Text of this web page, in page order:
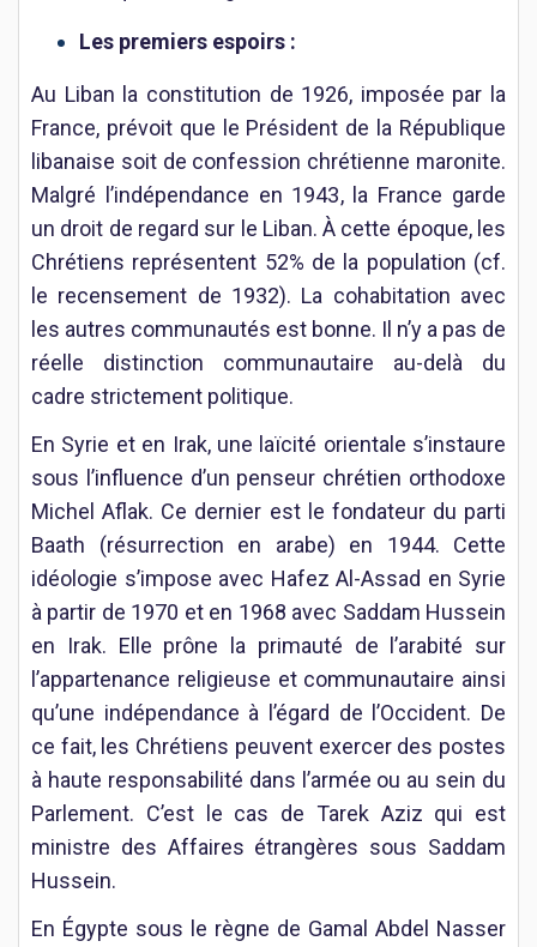
Les premiers espoirs :
Au Liban la constitution de 1926, imposée par la
France, prévoit que le Président de la République
libanaise soit de confession chrétienne maronite.
Malgré l’indépendance en 1943, la France garde
un droit de regard sur le Liban. À cette époque, les
Chrétiens représentent 52% de la population (cf.
le recensement de 1932). La cohabitation avec
les autres communautés est bonne. Il n’y a pas de
réelle distinction communautaire au-delà du
cadre strictement politique.
En Syrie et en Irak, une laïcité orientale s’instaure
sous l’influence d’un penseur chrétien orthodoxe
Michel Aflak. Ce dernier est le fondateur du parti
Baath (résurrection en arabe) en 1944. Cette
idéologie s’impose avec Hafez Al-Assad en Syrie
à partir de 1970 et en 1968 avec Saddam Hussein
en Irak. Elle prône la primauté de l’arabité sur
l’appartenance religieuse et communautaire ainsi
qu’une indépendance à l’égard de l’Occident. De
ce fait, les Chrétiens peuvent exercer des postes
à haute responsabilité dans l’armée ou au sein du
Parlement. C’est le cas de Tarek Aziz qui est
ministre des Affaires étrangères sous Saddam
Hussein.
En Égypte sous le règne de Gamal Abdel Nasser